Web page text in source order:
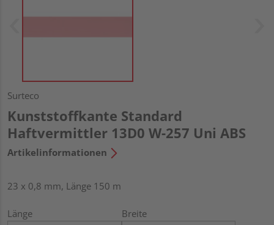
Surteco
Kunststoffkante Standard
Haftvermittler 13D0 W-257 Uni ABS
Artikelinformationen
23 x 0,8 mm, Länge 150 m
Länge Breite